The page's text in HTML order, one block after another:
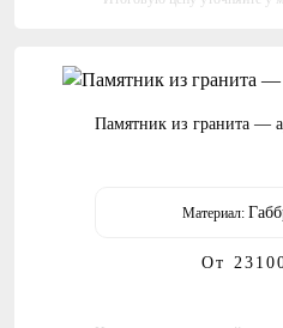
Памятник из гранита —
Материал:
От